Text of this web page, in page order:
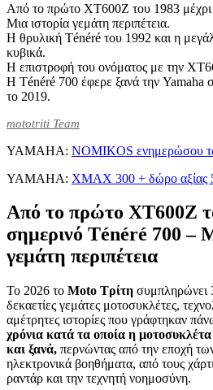
Από το πρώτο XT600Z του 1983
Μια ιστορία γεμάτη περιπέτεια.
Η θρυλική Ténéré του 1992 και η
κυβικά.
Η επιστροφή του ονόματος με την
Η Ténéré 700 έφερε ξανά την Yamaha
το 2019.
mototriti Team
YAMAHA: NOMIKOS ενημερώσου
YAMAHA: XMAX 300 + δώρο αξίας
Από το πρώτο XT600Z
σημερινό Ténéré 700 –
γεμάτη περιπέτεια
Το 2026 το Moto Τρίτη συμπληρώνει
δεκαετίες γεμάτες μοτοσυκλέτες,
αμέτρητες ιστορίες που γράφτηκαν
χρόνια κατά τα οποία η
και ξανά, περνώντας από την εποχή
ηλεκτρονικά βοηθήματα, από τους
ραντάρ και την τεχνητή νοημοσύνη.